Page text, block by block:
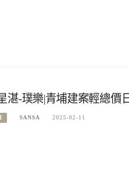
湛-璞樂|青埔建案輕總價
SANSA 2025-02-11